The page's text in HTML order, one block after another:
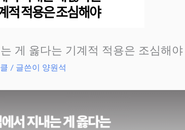
게 옳다는 기계적 적용은 조심해야
/ 글쓴이 양원석